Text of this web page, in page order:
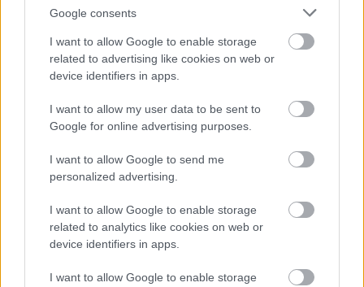
Google consents
I want to allow Google to enable storage
related to advertising like cookies on web or
device identifiers in apps.
I want to allow my user data to be sent to
Google for online advertising purposes.
I want to allow Google to send me
personalized advertising.
I want to allow Google to enable storage
related to analytics like cookies on web or
device identifiers in apps.
I want to allow Google to enable storage
e tecnologia, la gioielleria Matranga è il risultato di una
sfida appassionante che dura da più di 110 anni.
Dominare e trasformare questi elementi contrastanti in
accessori essenziali per la seduzione contemporanea.
I nostri orari di apertura (Palermo e
Trapani):
dalle 15:45 alle 19:30
dalle 09:45 alle 13:15 e
dalle 15:45 alle 19:30